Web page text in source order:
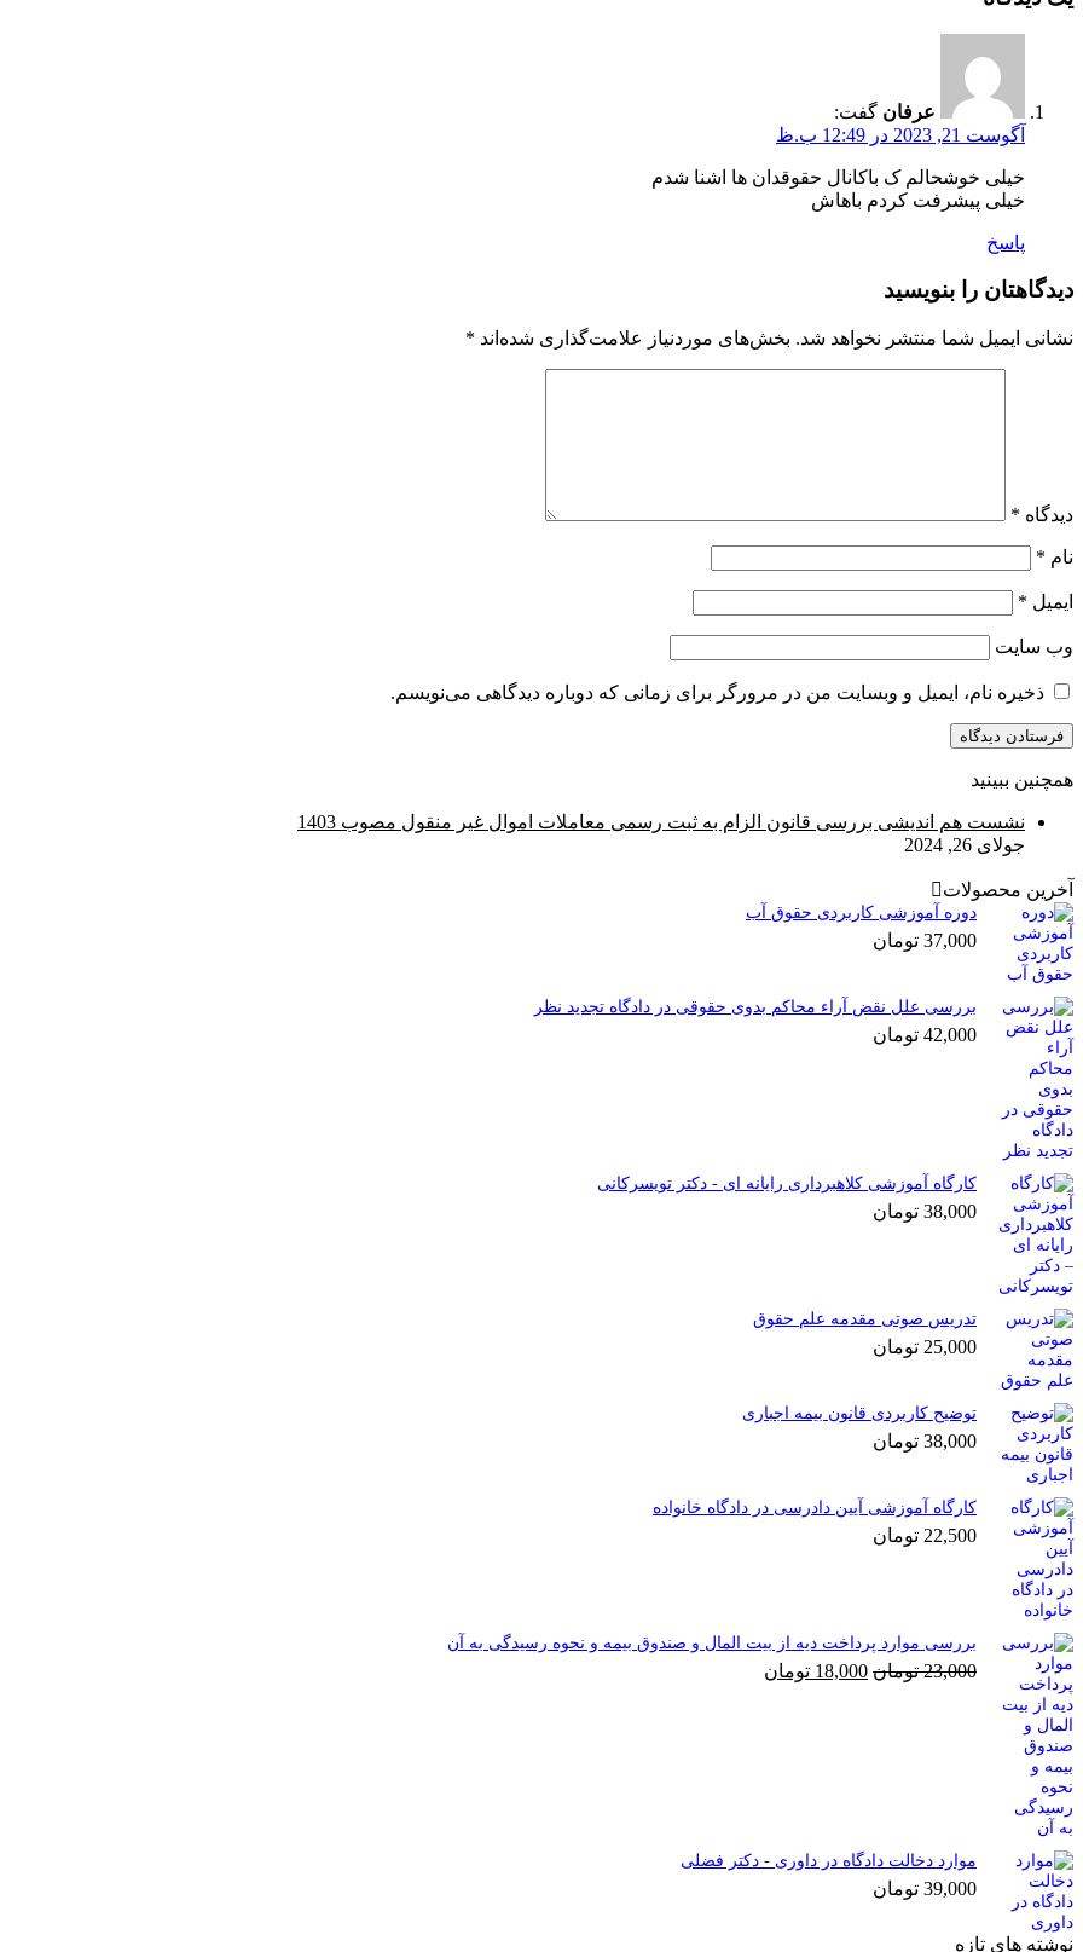
عرفان گفت:
آگوست 21, 2023 در 12:49 ب.ظ
خیلی خوشحالم ک باکانال حقوقدان ها اشنا شدم
خیلی پیشرفت کردم باهاش
پاسخ
دیدگاهتان را بنویسید
نشانی ایمیل شما منتشر نخواهد شد. بخش‌های موردنیاز علامت‌گذاری شده‌اند *
دیدگاه *
نام *
ایمیل *
وب‌ سایت
ذخیره نام، ایمیل و وبسایت من در مرورگر برای زمانی که دوباره دیدگاهی می‌نویسم.
همچنین ببینید
نشست هم اندیشی بررسی قانون الزام به ثبت رسمی معاملات اموال غیر منقول مصوب 1403
جولای 26, 2024
آخرین محصولات
دوره آموزشی کاربردی حقوق آب
37,000 تومان
بررسی علل نقض آراء محاکم بدوی حقوقی در دادگاه تجدید نظر
42,000 تومان
کارگاه آموزشی کلاهبرداری رایانه ای - دکتر تویسرکانی
38,000 تومان
تدریس صوتی مقدمه علم حقوق
25,000 تومان
توضیح کاربردی قانون بیمه اجباری
38,000 تومان
کارگاه آموزشی آیین دادرسی در دادگاه خانواده
22,500 تومان
بررسی موارد پرداخت دیه از بیت المال و صندوق بیمه و نحوه رسیدگی به آن
23,000 تومان قیمت
18,000 تومان
موارد دخالت دادگاه در داوری - دکتر فضلی
39,000 تومان
نوشته های تازه